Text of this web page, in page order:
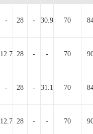
- 28 - 30.9 70
12.7 28 - - 70
- 28 - 31.1 70
12.7 28 - - 70